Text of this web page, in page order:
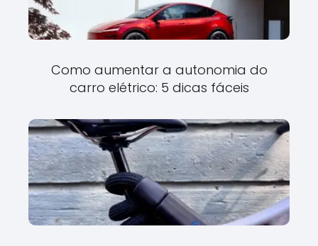
Como aumentar a autonomia do
carro elétrico: 5 dicas fáceis